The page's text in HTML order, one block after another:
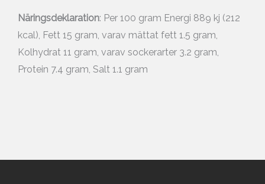
Näringsdeklaration: Per 100 gram Energi 889 kj (212
kcal), Fett 15 gram, varav mättat fett 1.5 gram,
Kolhydrat 11 gram, varav sockerarter 3.2 gram,
Protein 7.4 gram, Salt 1.1 gram